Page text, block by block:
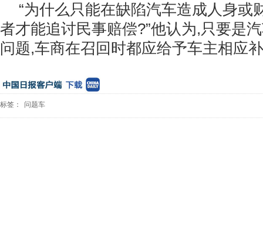
“为什么只能在缺陷汽车造成人身或
者才能追讨民事赔偿?”他认为,只要是
问题,车商在召回时都应给予车主相应
标签： 问题车